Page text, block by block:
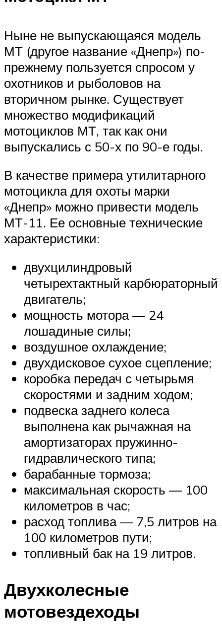
Ныне не выпускающаяся модель
МТ (другое название «Днепр») по-
прежнему пользуется спросом у
охотников и рыболовов на
вторичном рынке. Существует
множество модификаций
мотоциклов МТ, так как они
выпускались с 50-х по 90-е годы.
В качестве примера утилитарного
мотоцикла для охоты марки
«Днепр» можно привести модель
МТ-11. Ее основные технические
характеристики:
двухцилиндровый
четырехтактный карбюраторный
двигатель;
мощность мотора — 24
лошадиные силы;
воздушное охлаждение;
двухдисковое сухое сцепление;
коробка передач с четырьмя
скоростями и задним ходом;
подвеска заднего колеса
выполнена как рычажная на
амортизаторах пружинно-
гидравлического типа;
барабанные тормоза;
максимальная скорость — 100
километров в час;
расход топлива — 7,5 литров на
100 километров пути;
топливный бак на 19 литров.
Двухколесные
мотовездеходы